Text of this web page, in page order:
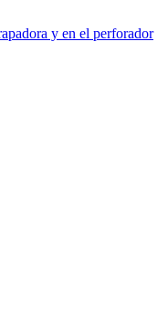
y en el perforador